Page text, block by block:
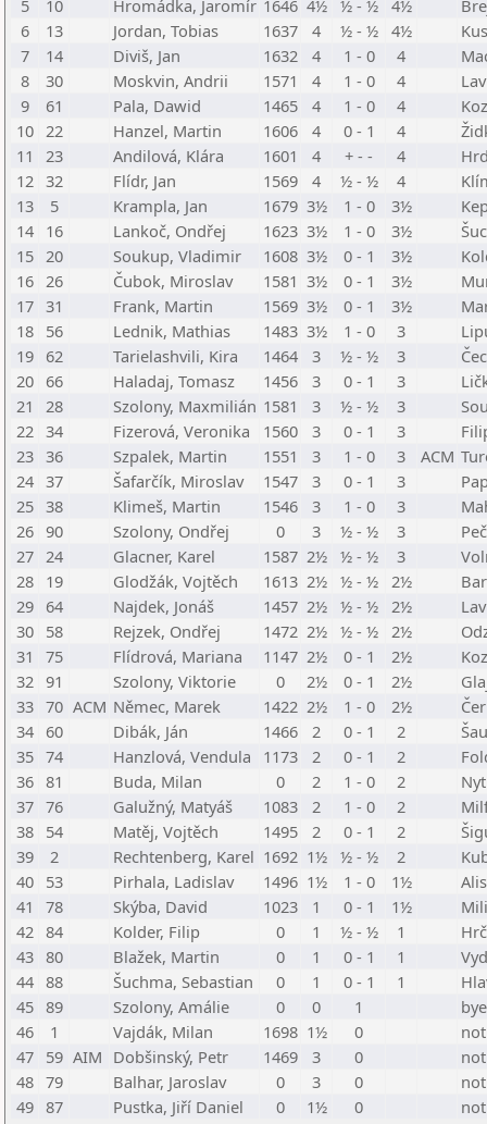
5 10 Hromádka, Jaromír 1646 4½ ½ - ½ 4½
6
13 Jordan, Tobias 1637 4 ½ - ½ 4½
7
14 Diviš, Jan 1632 4 1 - 0 4
8
30 Moskvin, Andrii 1571 4 1 - 0 4
9
61 Pala, Dawid 1465 4 1 - 0 4
10 22 Hanzel, Martin 1606 4 0 - 1 4
11
23 Andilová, Klára 1601 4 + - - 4
12 32 Flídr, Jan 1569 4 ½ - ½ 4
13
5 Krampla, Jan 1679 3½ 1 - 0 3½
14 16 Lankoč, Ondřej 1623 3½ 1 - 0 3½
15 20 Soukup, Vladimir 1608 3½ 0 - 1 3½
16 26 Čubok, Miroslav 1581 3½ 0 - 1 3½
17 31 Frank, Martin 1569 3½ 0 - 1 3½
18 56 Lednik, Mathias 1483 3½ 1 - 0 3
19 62 Tarielashvili, Kira 1464 3 ½ - ½ 3
20 66 Haladaj, Tomasz 1456 3 0 - 1 3
21
28 Szolony, Maxmilián 1581 3 ½ - ½ 3
22 34 Fizerová, Veronika 1560 3 0 - 1 3
23 36 Szpalek, Martin 1551 3 1 - 0 3 ACM
24 37 Šafarčík, Miroslav 1547 3 0 - 1 3
25 38 Klimeš, Martin 1546 3 1 - 0 3
26 90 Szolony, Ondřej 0 3 ½ - ½ 3
27 24 Glacner, Karel 1587 2½ ½ - ½ 3
28 19 Glodžák, Vojtěch 1613 2½ ½ - ½ 2½
29 64 Najdek, Jonáš 1457 2½ ½ - ½ 2½
30 58 Rejzek, Ondřej 1472 2½ ½ - ½ 2½
31
75 Flídrová, Mariana 1147 2½ 0 - 1 2½
32 91 Szolony, Viktorie 0 2½ 0 - 1 2½
33 70 ACM Němec, Marek 1422 2½ 1 - 0 2½
34 60 Dibák, Ján 1466 2 0 - 1 2
35 74 Hanzlová, Vendula 1173 2 0 - 1 2
36 81 Buda, Milan 0 2 1 - 0 2
37 76 Galužný, Matyáš 1083 2 1 - 0 2
38 54 Matěj, Vojtěch 1495 2 0 - 1 2
39
2 Rechtenberg, Karel 1692 1½ ½ - ½ 2
40 53 Pirhala, Ladislav 1496 1½ 1 - 0 1½
41
78 Skýba, David 1023 1 0 - 1 1½
42 84 Kolder, Filip 0 1 ½ - ½ 1
43 80 Blažek, Martin 0 1 0 - 1 1
44 88 Šuchma, Sebastian 0 1 0 - 1 1
45 89 Szolony, Amálie 0 0 1
bye
46
1 Vajdák, Milan 1698 1½ 0
47 59 AIM Dobšinský, Petr 1469 3 0
48 79 Balhar, Jaroslav 0 3 0
49 87 Pustka, Jiří Daniel 0 1½ 0